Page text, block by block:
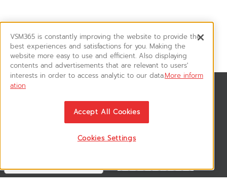
News & Updates
ติดตามอัพเดทข่าวสาร, โปรโมชั่น, สินค้าราคาพิเศษ ได้ก่อนใคร
VSM365 is constantly improving the website to provide the
best experiences and satisfactions for you. Making the
website more easy to use and efficient. Also displaying
contents and advertisements that are relevant to users'
interests in order to access analytic to our data.More inform
ation
Accept All Cookies
Cookies Settings